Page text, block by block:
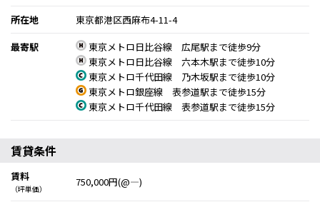
所在地
東京都港区西麻布4-11-4
最寄駅
東京メトロ日比谷線 広尾駅まで徒歩9分
東京メトロ日比谷線 六本木駅まで徒歩10分
東京メトロ千代田線 乃木坂駅まで徒歩10分
東京メトロ銀座線 表参道駅まで徒歩15分
東京メトロ千代田線 表参道駅まで徒歩15分
賃貸条件
賃料
（坪単価）
750,000円(@―)